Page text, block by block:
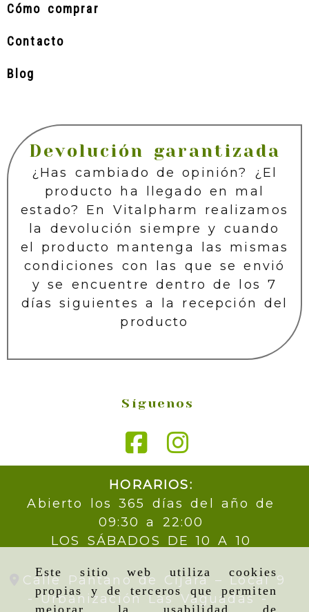
Este sitio web utiliza cookies
propias y de terceros que permiten
Cómo comprar
Contacto
Blog
Devolución garantizada
¿Has cambiado de opinión? ¿El
producto ha llegado en mal
estado? En Vitalpharm realizamos
la devolución siempre y cuando
el producto mantenga las mismas
condiciones con las que se envió
y se encuentre dentro de los 7
días siguientes a la recepción del
producto
Síguenos
HORARIOS:
Abierto los 365 días del año de
09:30 a 22:00
LOS SÁBADOS DE 10 A 10
Calle Pantano de Cijara – Local 9
- Urbanización Las Vaguadas -